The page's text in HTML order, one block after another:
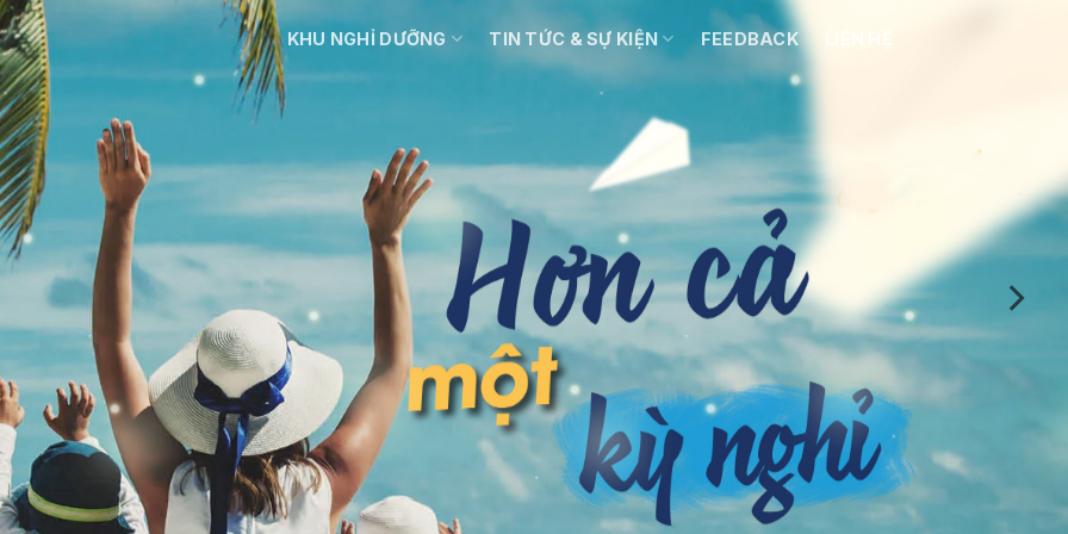
KHU NGHỈ DƯỠNG TIN TỨC & SỰ KIỆN FEEDBACK
SẺ KHOẢNH KHẮC CUỘC SỐNG
Mỗi ngày là một bình minh mới